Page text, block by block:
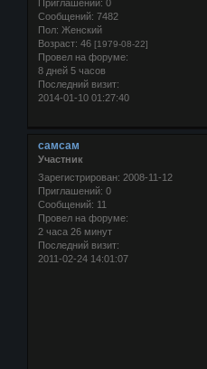
Приглашений: 0
Сообщений: 7482
Пол: Женский
Возраст: 46 [1979-08-22]
Провел на форуме:
8 дней 5 часов
Последний визит:
2014-01-10 01:27:40
самсам
Участник
Зарегистрирован: 2008-11-12
Приглашений: 0
Сообщений: 11
Провел на форуме:
2 часа 26 минут
Последний визит:
2011-02-24 14:01:07